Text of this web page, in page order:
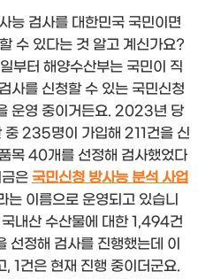
능 검사를 대한민국 국민이면
수 있다는 것 알고 계신가요?
터 해양수산부는 국민이 직
사를 신청할 수 있는 국민신청
운영 중이거든요. 2023년 당
중 235명이 가입해 211건을 신
목 40개를 선정해 검사했었다
은 국민신청 방사능 분석 사업
는 이름으로 운영되고 있습니
내산 수산물에 대한 1,494건
선정해 검사를 진행했는데 이
1건은 현재 진행 중이더군요.